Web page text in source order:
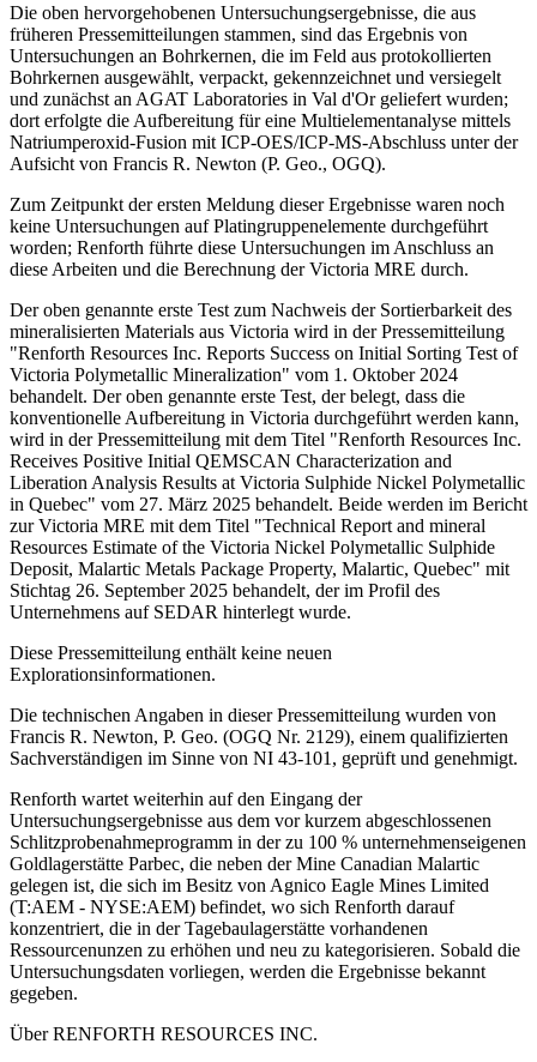
Die oben hervorgehobenen Untersuchungsergebnisse, die aus
früheren Pressemitteilungen stammen, sind das Ergebnis von
Untersuchungen an Bohrkernen, die im Feld aus protokollierten
Bohrkernen ausgewählt, verpackt, gekennzeichnet und versiegelt
und zunächst an AGAT Laboratories in Val d'Or geliefert wurden;
dort erfolgte die Aufbereitung für eine Multielementanalyse mittels
Natriumperoxid-Fusion mit ICP-OES/ICP-MS-Abschluss unter der
Aufsicht von Francis R. Newton (P. Geo., OGQ).
Zum Zeitpunkt der ersten Meldung dieser Ergebnisse waren noch
keine Untersuchungen auf Platingruppenelemente durchgeführt
worden; Renforth führte diese Untersuchungen im Anschluss an
diese Arbeiten und die Berechnung der Victoria MRE durch.
Der oben genannte erste Test zum Nachweis der Sortierbarkeit des
mineralisierten Materials aus Victoria wird in der Pressemitteilung
"Renforth Resources Inc. Reports Success on Initial Sorting Test of
Victoria Polymetallic Mineralization" vom 1. Oktober 2024
behandelt. Der oben genannte erste Test, der belegt, dass die
konventionelle Aufbereitung in Victoria durchgeführt werden kann,
wird in der Pressemitteilung mit dem Titel "Renforth Resources Inc.
Receives Positive Initial QEMSCAN Characterization and
Liberation Analysis Results at Victoria Sulphide Nickel Polymetallic
in Quebec" vom 27. März 2025 behandelt. Beide werden im Bericht
zur Victoria MRE mit dem Titel "Technical Report and mineral
Resources Estimate of the Victoria Nickel Polymetallic Sulphide
Deposit, Malartic Metals Package Property, Malartic, Quebec" mit
Stichtag 26. September 2025 behandelt, der im Profil des
Unternehmens auf SEDAR hinterlegt wurde.
Diese Pressemitteilung enthält keine neuen
Explorationsinformationen.
Die technischen Angaben in dieser Pressemitteilung wurden von
Francis R. Newton, P. Geo. (OGQ Nr. 2129), einem qualifizierten
Sachverständigen im Sinne von NI 43-101, geprüft und genehmigt.
Renforth wartet weiterhin auf den Eingang der
Untersuchungsergebnisse aus dem vor kurzem abgeschlossenen
Schlitzprobenahmeprogramm in der zu 100 % unternehmenseigenen
Goldlagerstätte Parbec, die neben der Mine Canadian Malartic
gelegen ist, die sich im Besitz von Agnico Eagle Mines Limited
(T:AEM - NYSE:AEM) befindet, wo sich Renforth darauf
konzentriert, die in der Tagebaulagerstätte vorhandenen
Ressourcenunzen zu erhöhen und neu zu kategorisieren. Sobald die
Untersuchungsdaten vorliegen, werden die Ergebnisse bekannt
gegeben.
Über RENFORTH RESOURCES INC.